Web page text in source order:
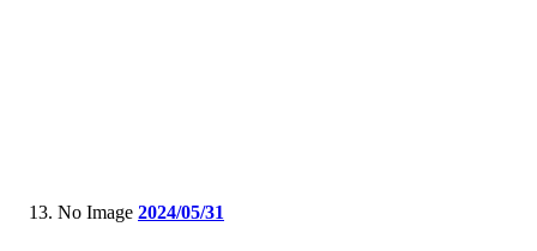
No Image 2024/05/31